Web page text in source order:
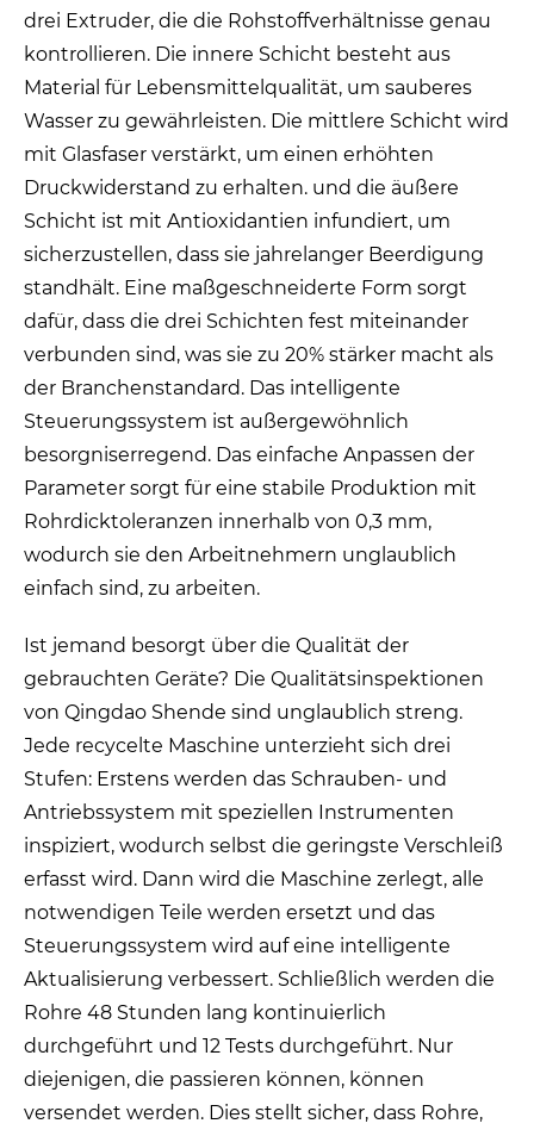
drei Extruder, die die Rohstoffverhältnisse genau
kontrollieren. Die innere Schicht besteht aus
Material für Lebensmittelqualität, um sauberes
Wasser zu gewährleisten. Die mittlere Schicht wird
mit Glasfaser verstärkt, um einen erhöhten
Druckwiderstand zu erhalten. und die äußere
Schicht ist mit Antioxidantien infundiert, um
sicherzustellen, dass sie jahrelanger Beerdigung
standhält. Eine maßgeschneiderte Form sorgt
dafür, dass die drei Schichten fest miteinander
verbunden sind, was sie zu 20% stärker macht als
der Branchenstandard. Das intelligente
Steuerungssystem ist außergewöhnlich
besorgniserregend. Das einfache Anpassen der
Parameter sorgt für eine stabile Produktion mit
Rohrdicktoleranzen innerhalb von 0,3 mm,
wodurch sie den Arbeitnehmern unglaublich
einfach sind, zu arbeiten.
Ist jemand besorgt über die Qualität der
gebrauchten Geräte? Die Qualitätsinspektionen
von Qingdao Shende sind unglaublich streng.
Jede recycelte Maschine unterzieht sich drei
Stufen: Erstens werden das Schrauben- und
Antriebssystem mit speziellen Instrumenten
inspiziert, wodurch selbst die geringste Verschleiß
erfasst wird. Dann wird die Maschine zerlegt, alle
notwendigen Teile werden ersetzt und das
Steuerungssystem wird auf eine intelligente
Aktualisierung verbessert. Schließlich werden die
Rohre 48 Stunden lang kontinuierlich
durchgeführt und 12 Tests durchgeführt. Nur
diejenigen, die passieren können, können
versendet werden. Dies stellt sicher, dass Rohre,